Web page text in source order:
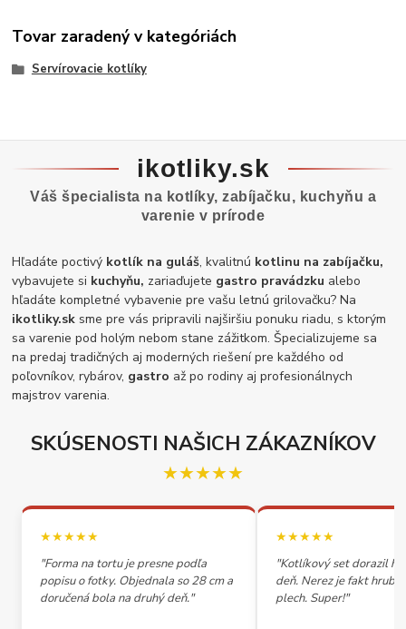
Tovar zaradený v kategóriách
Servírovacie kotlíky
ikotliky.sk
Váš špecialista na kotlíky, zabíjačku, kuchyňu a
varenie v prírode
Hľadáte poctivý kotlík na guláš, kvalitnú kotlinu na zabíjačku,
vybavujete si kuchyňu, zariaďujete gastro pravádzku alebo
hľadáte kompletné vybavenie pre vašu letnú grilovačku? Na
ikotliky.sk sme pre vás pripravili najširšiu ponuku riadu, s ktorým
sa varenie pod holým nebom stane zážitkom. Špecializujeme sa
na predaj tradičných aj moderných riešení pre každého od
poľovníkov, rybárov, gastro až po rodiny aj profesionálnych
majstrov varenia.
SKÚSENOSTI NAŠICH ZÁKAZNÍKOV
★★★★★
★★★★★
"Forma na tortu je presne podľa
popisu o fotky. Objednala so 28 cm a
doručená bola na druhý deň."
★★★★★
"Kotlíkový set dorazil
deň. Nerez je fakt
plech. Super!"